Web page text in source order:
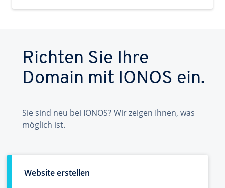
Richten Sie Ihre
Domain mit IONOS ein.
Sie sind neu bei IONOS? Wir zeigen Ihnen, was
möglich ist.
Website erstellen